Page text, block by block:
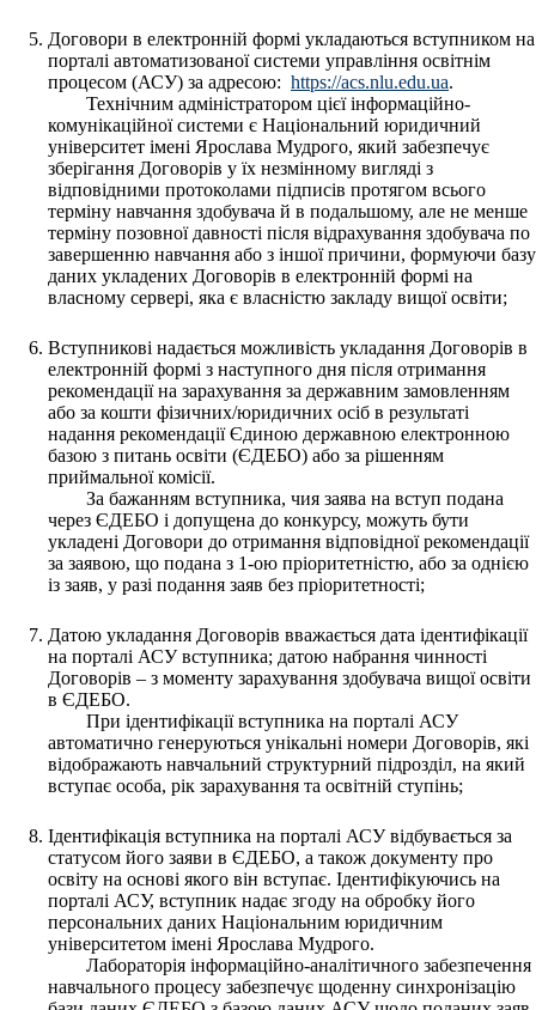
Договори в електронній формі укладаються вступником на
порталі автоматизованої системи управління освітнім
процесом (АСУ) за адресою: https://acs.nlu.edu.ua.
Технічним адміністратором цієї інформаційно-
комунікаційної системи є Національний юридичний
університет імені Ярослава Мудрого, який забезпечує
зберігання Договорів у їх незмінному вигляді з
відповідними протоколами підписів протягом всього
терміну навчання здобувача й в подальшому, але не менше
терміну позовної давності після відрахування здобувача по
завершенню навчання або з іншої причини, формуючи базу
даних укладених Договорів в електронній формі на
власному сервері, яка є власністю закладу вищої освіти;
Вступникові надається можливість укладання Договорів в
електронній формі з наступного дня після отримання
рекомендації на зарахування за державним замовленням
або за кошти фізичних/юридичних осіб в результаті
надання рекомендації Єдиною державною електронною
базою з питань освіти (ЄДЕБО) або за рішенням
приймальної комісії.
За бажанням вступника, чия заява на вступ подана
через ЄДЕБО і допущена до конкурсу, можуть бути
укладені Договори до отримання відповідної рекомендації
за заявою, що подана з 1-ою пріоритетністю, або за однією
із заяв, у разі подання заяв без пріоритетності;
Датою укладання Договорів вважається дата ідентифікації
на порталі АСУ вступника; датою набрання чинності
Договорів – з моменту зарахування здобувача вищої освіти
в ЄДЕБО.
При ідентифікації вступника на порталі АСУ
автоматично генеруються унікальні номери Договорів, які
відображають навчальний структурний підрозділ, на який
вступає особа, рік зарахування та освітній ступінь;
Ідентифікація вступника на порталі АСУ відбувається за
статусом його заяви в ЄДЕБО, а також документу про
освіту на основі якого він вступає. Ідентифікуючись на
порталі АСУ, вступник надає згоду на обробку його
персональних даних Національним юридичним
університетом імені Ярослава Мудрого.
Лабораторія інформаційно-аналітичного забезпечення
навчального процесу забезпечує щоденну синхронізацію